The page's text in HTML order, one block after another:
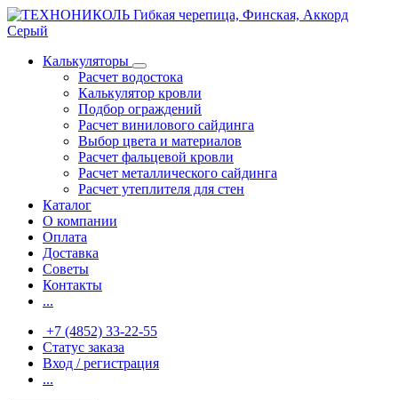
Калькуляторы
Расчет водостока
Калькулятор кровли
Подбор ограждений
Расчет винилового сайдинга
Выбор цвета и материалов
Расчет фальцевой кровли
Расчет металлического сайдинга
Расчет утеплителя для стен
Каталог
О компании
Оплата
Доставка
Советы
Контакты
...
+7 (4852) 33-22-55
Статус заказа
Вход / регистрация
...